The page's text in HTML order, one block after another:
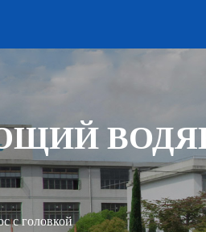
с головкой